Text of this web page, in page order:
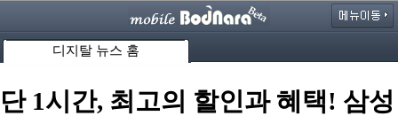
디지탈 뉴스 홈
단 1시간, 최고의 할인과 혜택! 삼성